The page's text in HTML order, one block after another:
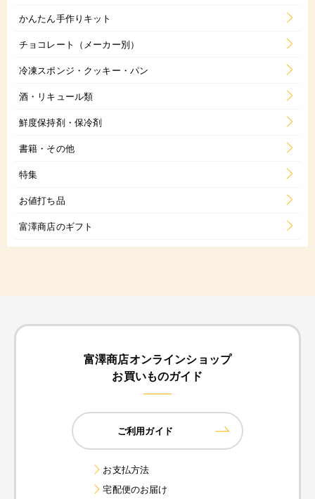
かんたん手作りキット
チョコレート（メーカー別）
冷凍スポンジ・クッキー・パン
酒・リキュール類
鮮度保持剤・保冷剤
書籍・その他
特集
お値打ち品
富澤商店のギフト
富澤商店オンラインショップ
お買いものガイド
ご利用ガイド
お支払方法
宅配便のお届け